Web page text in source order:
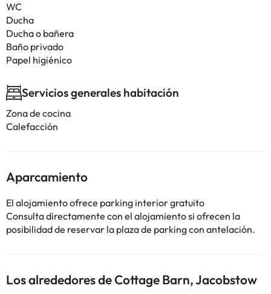
WC
Ducha
Ducha o bañera
Baño privado
Papel higiénico
Servicios generales habitación
Zona de cocina
Calefacción
Aparcamiento
El alojamiento ofrece parking interior gratuito
Consulta directamente con el alojamiento si ofrecen la
posibilidad de reservar la plaza de parking con antelación.
Los alrededores de Cottage Barn, Jacobstow